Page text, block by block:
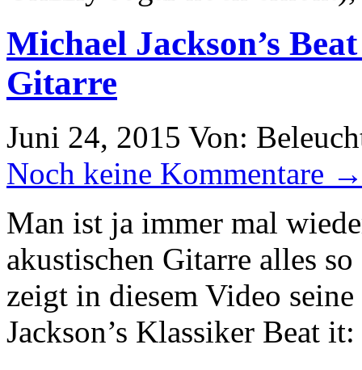
Michael Jackson’s
Gitarre
Juni 24, 2015 Von:
Noch keine Kommentare
Man ist ja immer mal
akustischen Gitarre alles
zeigt in diesem Video
Jackson’s Klassiker Beat it: